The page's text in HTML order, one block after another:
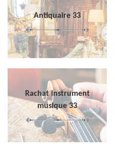
Antiquaire 33
Rachat instrument
musique 33